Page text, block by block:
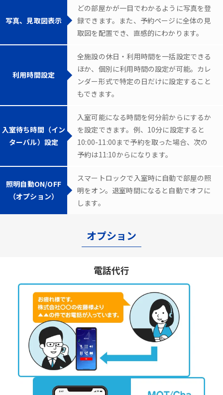
写真、見取図表示
どの部屋かが一目でわかるように写真を登
録できます。また、予約ページに全体の見
取図を配置でき、直感的にわかります。
利用時間設定
全施設の休日・利用時間を一括設定できる
ほか、個別に利用時間の設定が可能。カレ
ンダー形式で特定の日だけに設定すること
もできます。
入室待ち時間（イン
ターバル）設定
入室可能になる時間を何分前からにするか
を設定できます。例、10分に設定すると
10:00-11:00まで予約を取った場合、次の
予約は11:10からになります。
照明自動ON/OFF
（オプション）
スマートロックで入室時に自動で部屋の照
明をオン。退室時間になると自動でオフに
します。
オプション
電話代行